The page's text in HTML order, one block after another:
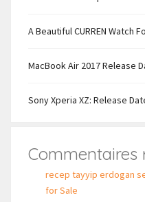
A Beautiful CURREN Watch
MacBook Air 2017 Release
Sony Xperia XZ: Release
Commentaires
recep tayyip erdogan
for Sale